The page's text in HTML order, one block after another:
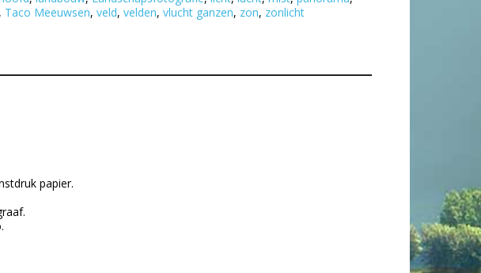
, Taco Meeuwsen,veld,velden,vlucht ganzen, zon, zonlicht
papier.